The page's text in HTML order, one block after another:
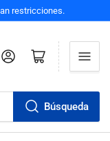
restricciones.
Búsqueda
Iniciar sesiónAbrir carrito pequeño